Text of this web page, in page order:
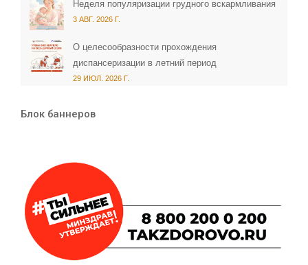
Неделя популяризации грудного вскармливания
3 АВГ. 2026 Г.
О целесообразности прохождения
диспансеризации в летний период
29 ИЮЛ. 2026 Г.
Блок баннеров